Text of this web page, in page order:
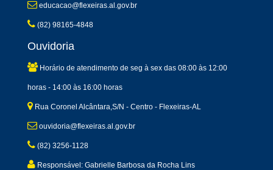
educacao@flexeiras.al.gov.br
(82) 98165-4848
Ouvidoria
Horário de atendimento de seg à sex das 08:00 às 12:00
horas - 14:00 às 16:00 horas
Rua Coronel Alcântara,S/N - Centro - Flexeiras-AL
ouvidoria@flexeiras.al.gov.br
(82) 3256-1128
Responsável: Gabrielle Barbosa da Rocha Lins